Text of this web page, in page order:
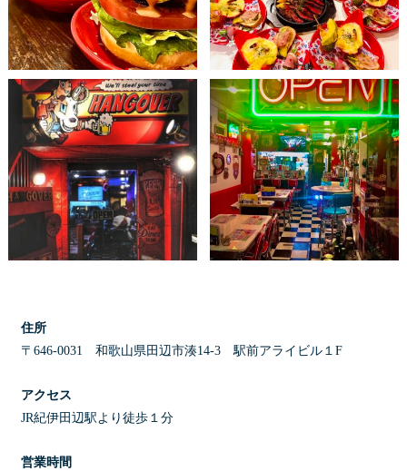
住所
〒646-0031 和歌山県田辺市湊14-3 駅前アライビル１F
アクセス
JR紀伊田辺駅より徒歩１分
営業時間